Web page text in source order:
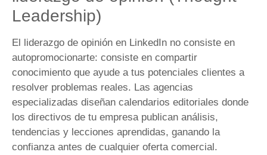
Leadership)
El liderazgo de opinión en LinkedIn no consiste en
autopromocionarte: consiste en compartir
conocimiento que ayude a tus potenciales clientes a
resolver problemas reales. Las agencias
especializadas diseñan calendarios editoriales donde
los directivos de tu empresa publican análisis,
tendencias y lecciones aprendidas, ganando la
confianza antes de cualquier oferta comercial.